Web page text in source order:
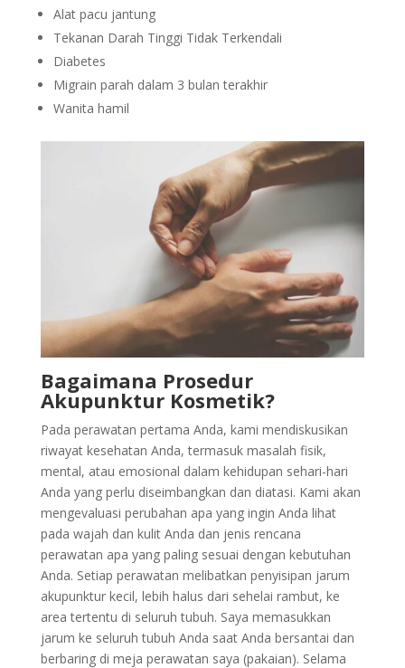
Alat pacu jantung
Tekanan Darah Tinggi Tidak Terkendali
Diabetes
Migrain parah dalam 3 bulan terakhir
Wanita hamil
Bagaimana Prosedur
Akupunktur Kosmetik?
Pada perawatan pertama Anda, kami mendiskusikan
riwayat kesehatan Anda, termasuk masalah fisik,
mental, atau emosional dalam kehidupan sehari-hari
Anda yang perlu diseimbangkan dan diatasi. Kami akan
mengevaluasi perubahan apa yang ingin Anda lihat
pada wajah dan kulit Anda dan jenis rencana
perawatan apa yang paling sesuai dengan kebutuhan
Anda. Setiap perawatan melibatkan penyisipan jarum
akupunktur kecil, lebih halus dari sehelai rambut, ke
area tertentu di seluruh tubuh. Saya memasukkan
jarum ke seluruh tubuh Anda saat Anda bersantai dan
berbaring di meja perawatan saya (pakaian). Selama